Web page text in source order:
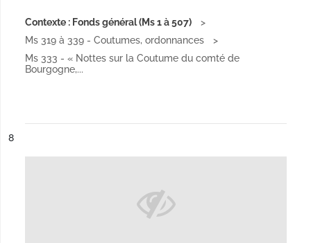
Contexte : Fonds général (Ms 1 à 507)
Ms 319 à 339 - Coutumes, ordonnances
Ms 333 - « Nottes sur la Coutume du comté de
Bourgogne,...
n°
8